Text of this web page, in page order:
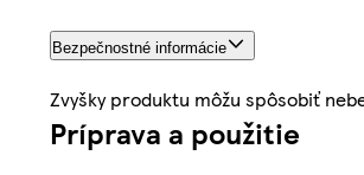
Bezpečnostné informácie
Zvyšky produktu môžu spôsobiť
Príprava a použitie